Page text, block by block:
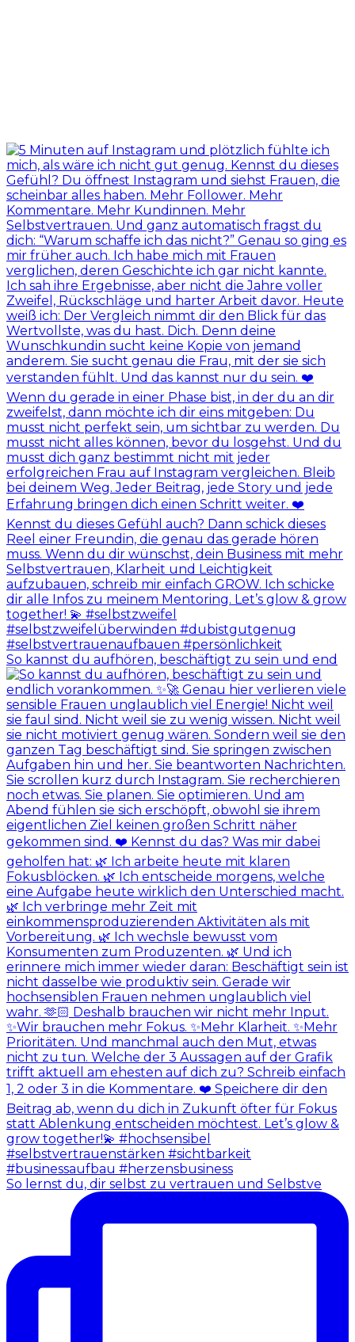
So kannst du aufhören, beschäftigt zu sein und end
So lernst du, dir selbst zu vertrauen und Selbstve